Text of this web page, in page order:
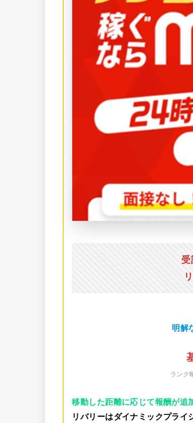
受
明解
ランク
移動した距離に応じて報酬が追
リバリーはダイナミックプライ